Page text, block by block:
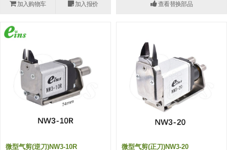
加入购物车 加入报价 查看替换部品
微型气剪(逆刀)NW3-10R 微型气剪(正刀)NW3-20
微型气缸用配件 (45)
矩形气缸用配件 (8)
机能夹具
水口夹具 (83)
机能夹具 (53)
缓冲材料 (7)
吸着
吸盘 (356)
吸着金具 (120)
其他真空配件 (42)
吸盘
吸盘(嵌入式) (52)
吸盘(TR&TRN) (63)
吸盘用配件(EP海绵、静电消除片)
带金具吸盘(长圆式) (16)
吸盘(薄钢板用) (7)
吸着金具